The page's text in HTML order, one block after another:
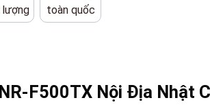
toàn quốc
F500TX Nội Địa Nhật